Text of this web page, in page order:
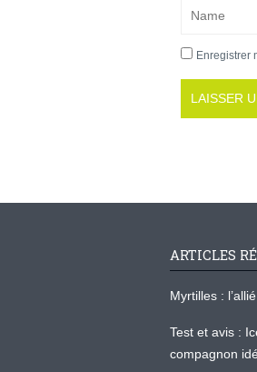
Enregistrer
ARTICLES
Myrtilles :
Test et avis :
compagnon